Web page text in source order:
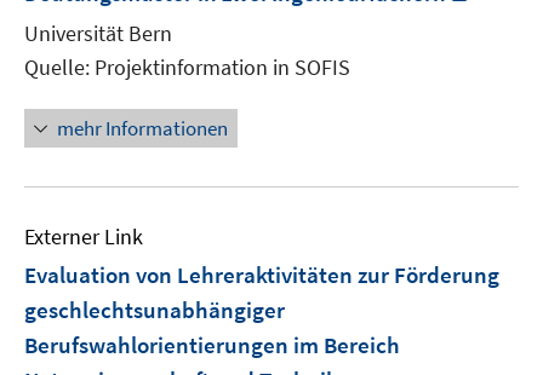
Universität Bern
Quelle: Projektinformation in SOFIS
mehr Informationen
Externer Link
Evaluation von Lehreraktivitäten zur Förderung
geschlechtsunabhängiger
Berufswahlorientierungen im Bereich